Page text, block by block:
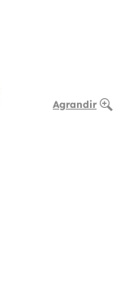
Agrandir